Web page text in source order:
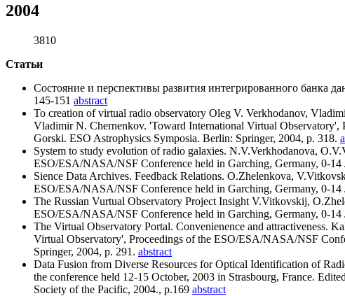
2004
3810
Статьи
Состояние и перспективы развития интегрированного
145-151 abstract
To creation of virtual radio observatory Oleg V. Verkhodanov,
Vladimir N. Chernenkov. 'Toward International Virtual
Gorski. ESO Astrophysics Symposia. Berlin: Springer, 2004, p. 318.
System to study evolution of radio galaxies. N.V.Verkhodanova,
ESO/ESA/NASA/NSF Conference held in Garching, Germany, 0-
Sience Data Archives. Feedback Relations. O.Zhelenkova,
ESO/ESA/NASA/NSF Conference held in Garching, Germany, 0-
The Russian Vurtual Observatory Project Insight V.Vitkovskij,
ESO/ESA/NASA/NSF Conference held in Garching, Germany, 0-
The Virtual Observatory Portal. Convenienence and attractiveness.
Virtual Observatory', Proceedings of the ESO/ESA/NASA/NSF
Springer, 2004, p. 291. abstract
Data Fusion from Diverse Resources for Optical Identification of
the conference held 12-15 October, 2003 in Strasbourg, France.
Society of the Pacific, 2004., p.169 abstract